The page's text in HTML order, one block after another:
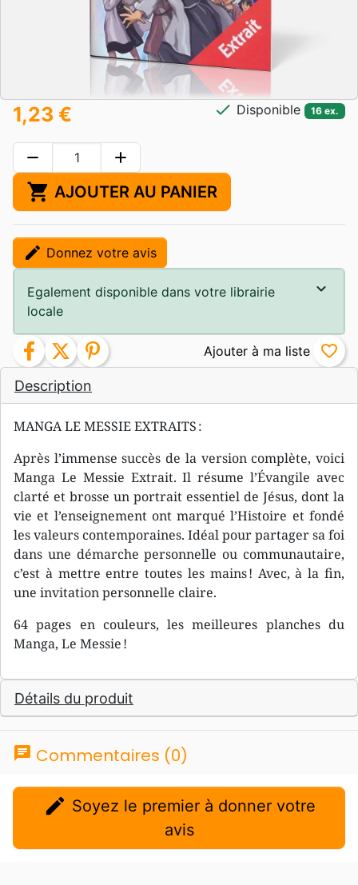
Description
MANGA LE MESSIE EXTRAITS :
Après l’immense succès de la version complète, voici
Manga Le Messie Extrait. Il résume l’Évangile avec
clarté et brosse un portrait essentiel de Jésus, dont la
vie et l’enseignement ont marqué l’Histoire et fondé
les valeurs contemporaines. Idéal pour partager sa foi
dans une démarche personnelle ou communautaire,
c’est à mettre entre toutes les mains ! Avec, à la fin,
une invitation personnelle claire.
64 pages en couleurs, les meilleures planches du
Manga, Le Messie !
Détails du produit
1,23 € check Disponible 16 ex.
remove add
shopping_cart AJOUTER AU PANIER
edit Donnez votre avis
Egalement disponible dans votre librairie
locale
facebook twitter pinterest favorite_border
chat Commentaires (0)
edit
avis